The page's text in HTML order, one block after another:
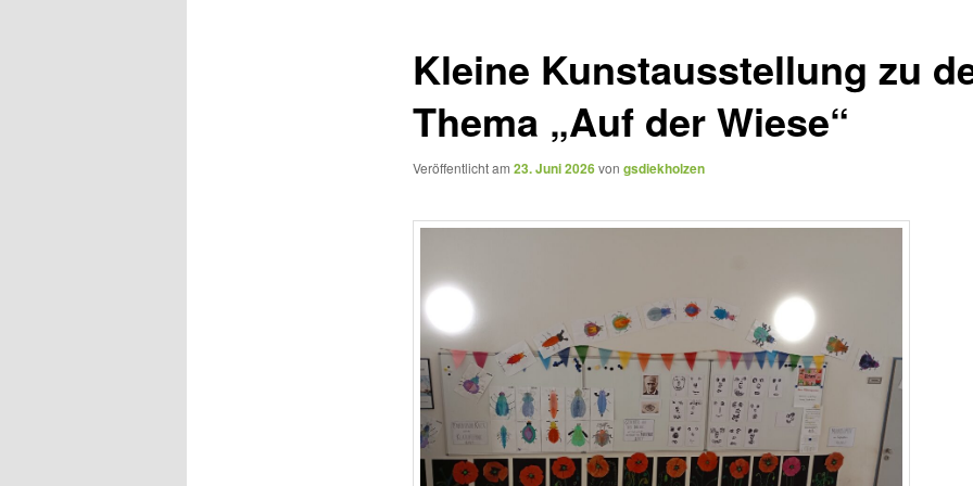
Kleine Kunstausstellung zu
Thema „Auf der Wiese“
Veröffentlicht am 23. Juni 2026von gsdiekholzen